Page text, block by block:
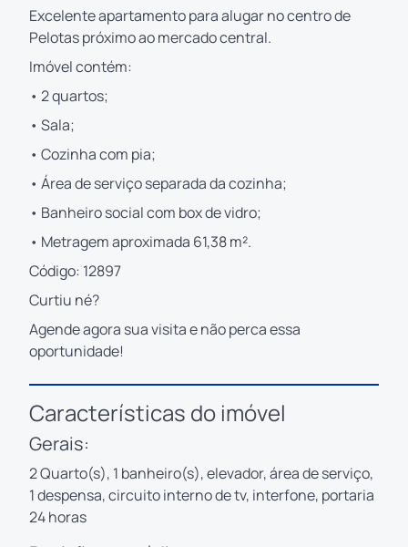
Excelente apartamento para alugar no centro de
Pelotas próximo ao mercado central.
Imóvel contém:
• 2 quartos;
• Sala;
• Cozinha com pia;
• Área de serviço separada da cozinha;
• Banheiro social com box de vidro;
• Metragem aproximada 61,38 m².
Código: 12897
Curtiu né?
Agende agora sua visita e não perca essa
oportunidade!
Características do imóvel
Gerais:
2 Quarto(s), 1 banheiro(s), elevador, área de serviço,
1 despensa, circuito interno de tv, interfone, portaria
24 horas